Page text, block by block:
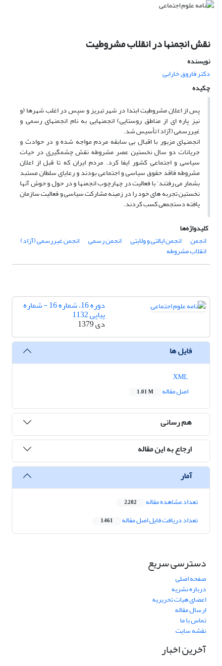
نقش انجمنها در انقلاب مشروطیت
نویسنده
دکتر فاروق خارابی
چکیده
پس از اعلان مشروطیت ابتدا در شهر تبریز و سپس در اغلب شهرها (و
نیز پاره ای از مناطق روستایی) انجمنهایی به نام انجمنهای رسمی و
غیررسمی (آزاد) تأسیس شد.
انجمنهای مزبور با اقبال بی سابقه مردم مواجه شده و در حوادث و
جریانات دو سال نخستین عصر مشروطه نقش چشمگیری در حیات
سیاسی و اجتماعی کشور ایفا کرد. مردم ایران که تا قبل از اعلان
مشروطه فاقد حقوق سیاسی و اجتماعی بودند و رعایای سلطان مستبد
بشمار می رفتند‘ با فعالیت در چهارچوب انجمنها و در حول و حوش آنها
نخستین تجربه های خود را در زمینه مشارکت سیاسی و فعالیت سازمان
یافته دستجمعی کسب کردند.
کلیدواژه‌ها
انجمن
انجمن ایالتی و ولایتی انجمن رسمی انجمن غیررسمی (آزاد)
انقلاب مشروطه
دوره 16، شماره 16 - شماره
پیاپی 1132
دی 1379
فایل ها
اصل مقاله
1.01 M
هم رسانی
ارجاع به این مقاله
آمار
تعداد مشاهده مقاله 2,282
تعداد دریافت فایل اصل مقاله 1,461
دسترسی سریع
صفحه اصلی
درباره نشریه
اعضای هیات تحریریه
ارسال مقاله
تماس با ما
نقشه سایت
آخرین اخبار